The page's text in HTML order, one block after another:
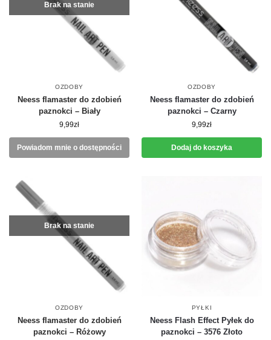
Brak na stanie
OZDOBY
Neess flamaster do zdobień
paznokci – Biały
9,99zł
Powiadom mnie o dostępności
OZDOBY
Neess flamaster do zdobień
paznokci – Czarny
9,99zł
Dodaj do koszyka
Brak na stanie
OZDOBY
Neess flamaster do zdobień
paznokci – Różowy
PYŁKI
Neess Flash Effect Pyłek do
paznokci – 3576 Złoto